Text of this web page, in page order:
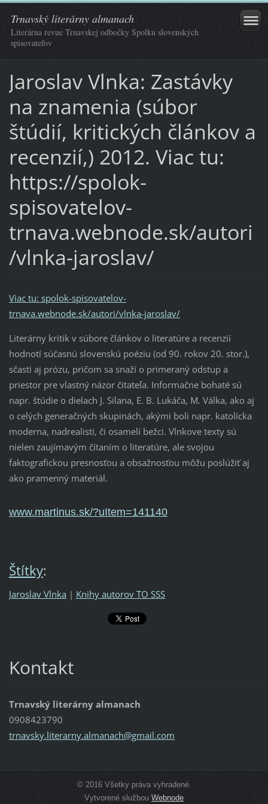
Trnavský literárny almanach
Literárna revue Trnavskej odbočky Spolku slovenských
spisovateľov
Jaroslav Vlnka: Zastávky
na znamenia (súbor
štúdií, kritických článkov a
recenzií,) 2012. Viac tu:
https://spolok-
spisovatelov-
trnava.webnode.sk/autori
/vlnka-jaroslav/
Viac tu: spolok-spisovatelov-
trnava.webnode.sk/autori/vlnka-jaroslav/
Literárny kritik v súbore článkov o literatúre a recenzií
hodnotí súčasnú slovenskú poéziu (od 90. rokov 20. stor.),
sčasti aj prózu, pričom sa snaží o primeraný odstup a
priestor pre vlastný názor čitateľa. Informačne bohaté sú
napr. štúdie o dielach J. Silana, E. B. Lukáča, M. Válka, ako aj
o celých generačných skupinách, akými boli napr. katolícka
moderna, nadrealisti, či osamelí bežci. Vlnkove texty sú
nielen zaujímavým čítaním o literatúre, ale svojou
faktografickou presnosťou a obsažnosťou môžu poslúžiť aj
ako pramenný materiál.
www.martinus.sk/?uItem=141140
Štítky:
Jaroslav Vlnka | Knihy autorov TO SSS
Kontakt
Trnavský literárny almanach
0908423790
trnavsky.literarny.almanach@gmail.com
© 2016 Všetky práva vyhradené.
Vytvorené službou Webnode